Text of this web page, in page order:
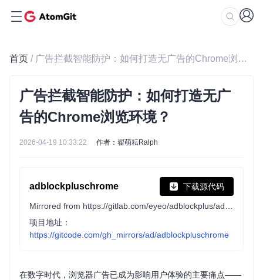
首页 / 广告拦截智能防护：如何打造无广告的Chrome浏览环境？
广告拦截智能防护：如何打造无广
告的Chrome浏览环境？
2026-04-19 10:33:22 作者：翟萌耘Ralph
adblockpluschrome 下载源代码
项目地址：
https://gitcode.com/gh_mirrors/ad/adblockpluschrome
在数字时代，浏览器广告已成为影响用户体验的主要痛点——